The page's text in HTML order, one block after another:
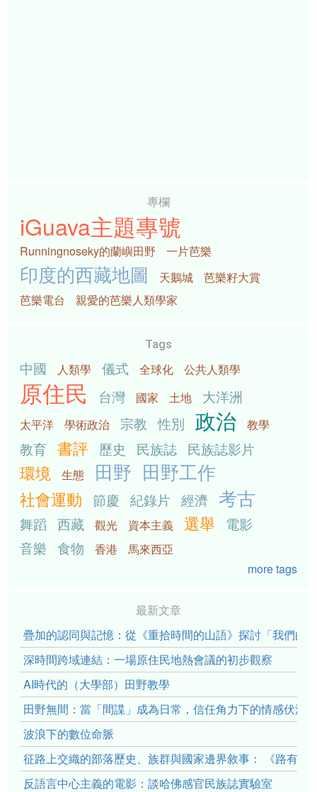
專欄
iGuava主題專號
Runningnoseky的蘭嶼田野 一片芭樂
印度的西藏地圖 天鵝城
芭樂籽大賞
芭樂電台
親愛的芭樂人類學家
Tags
中國 人類學 儀式 全球化 公共人類學
原住民 台灣 國家 土地 大洋洲
太平洋 學術政治 宗教 性別 政治 教學
教育 書評 歷史 民族誌 民族誌影片
環境 生態 田野 田野工作
社會運動 節慶 紀錄片 經濟 考古
舞蹈 西藏 觀光 資本主義 選舉
電影
音樂 食物 香港
馬來西亞
more tags
最新文章
疊加的認同與記憶：從《重拾時間的山語》探討「我們的
深時間跨域連結：一場原住民地熱會議的初步觀察
AI時代的（大學部）田野教學
田野無間：當「間諜」成為日常，信任角力下的情感伏流
波浪下的數位命脈
征路上交織的部落歷史、族群與國家邊界敘事： 《路有
反語言中心主義的電影：談哈佛感官民族誌實驗室